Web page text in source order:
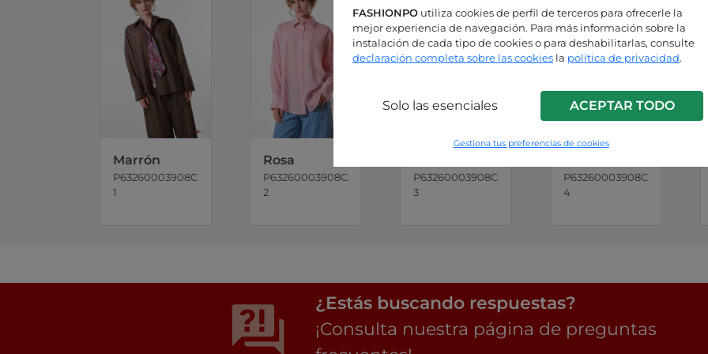
FASHIONPO utiliza cookies de perfil de terceros para ofrecerle la
mejor experiencia de navegación. Para más información sobre la
instalación de cada tipo de cookies o para deshabilitarlas, consulte
declaración completa sobre las cookies la política de privacidad.
Solo las esenciales ACEPTAR TODO
Gestiona tus preferencias de cookies
Marrón
P63260003908C
1
Rosa
P63260003908C
2
P63260003908C
3
P63260003908C
4
¿Estás buscando respuestas?
¡Consulta nuestra página de preguntas